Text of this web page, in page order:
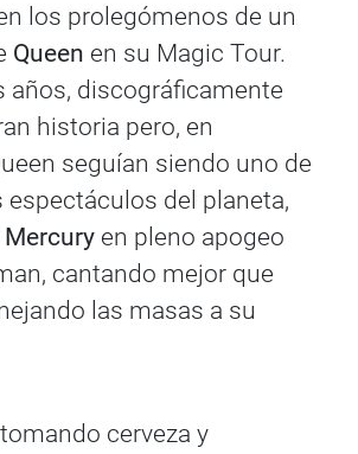
los prolegómenos de un
Queen en su Magic Tour.
años, discográficamente
historia pero, en
seguían siendo uno de
espectáculos del planeta,
en pleno apogeo
cantando mejor que
las masas a su
cerveza y